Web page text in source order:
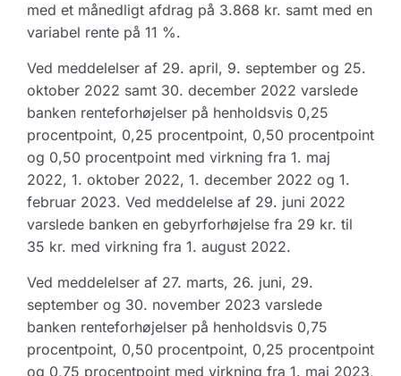
med et månedligt afdrag på 3.868 kr. samt med en
variabel rente på 11 %.
Ved meddelelser af 29. april, 9. september og 25.
oktober 2022 samt 30. december 2022 varslede
banken renteforhøjelser på henholdsvis 0,25
procentpoint, 0,25 procentpoint, 0,50 procentpoint
og 0,50 procentpoint med virkning fra 1. maj
2022, 1. oktober 2022, 1. december 2022 og 1.
februar 2023. Ved meddelelse af 29. juni 2022
varslede banken en gebyrforhøjelse fra 29 kr. til
35 kr. med virkning fra 1. august 2022.
Ved meddelelser af 27. marts, 26. juni, 29.
september og 30. november 2023 varslede
banken renteforhøjelser på henholdsvis 0,75
procentpoint, 0,50 procentpoint, 0,25 procentpoint
og 0,75 procentpoint med virkning fra 1. maj 2023,